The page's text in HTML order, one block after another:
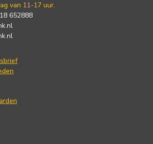
van 11-17 uur.
652888